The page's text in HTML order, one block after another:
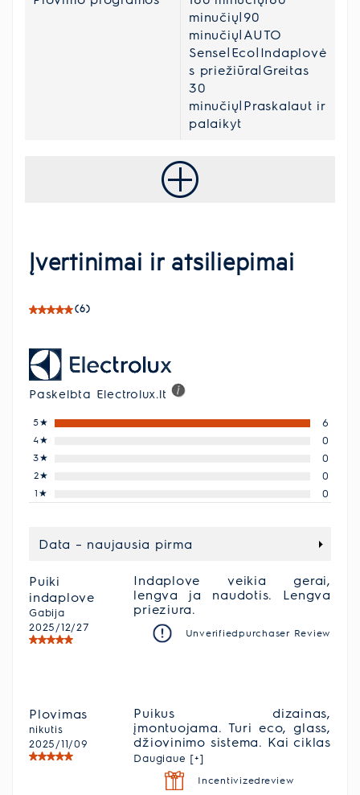
minučių|90
minučių|AUTO
Sense|Eco|Indaplovė
s priežiūra|Greitas
30
minučių|Praskalaut ir
palaikyt
Įvertinimai ir atsiliepimai
(6)
Paskelbta Electrolux.lt
5★ 6
4★ 0
3★ 0
2★ 0
1★ 0
Data – naujausia pirma
Puiki
indaplove
Gabija
2025/12/27
Indaplove veikia gerai,
lengva ja naudotis. Lengva
prieziura.
Unverifiedpurchaser Review
Plovimas
nikutis
2025/11/09
Puikus dizainas,
įmontuojama. Turi eco, glass,
džiovinimo sistema. Kai ciklas
vyksta dega raudona
lemputė, o kai išsijungia
užsidega žalia.
Daugiaue [+]
Incentivizedreview